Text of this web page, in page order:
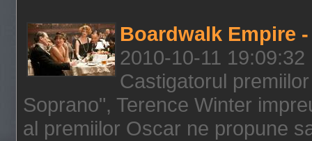
Boardwalk Empire
2010-10-11 19:09:32
Castigatorul
Soprano", Terence Winter
al premiilor Oscar ne propune